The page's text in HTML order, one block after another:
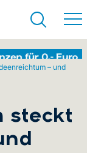
– und
steckt